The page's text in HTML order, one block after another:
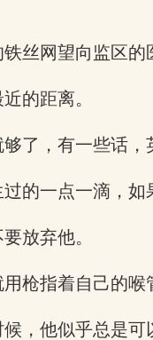
丝网望向监区的
的距离。
了，有一些话，
的一点一滴，
放弃他。
枪指着自己的喉
，他似乎总是可